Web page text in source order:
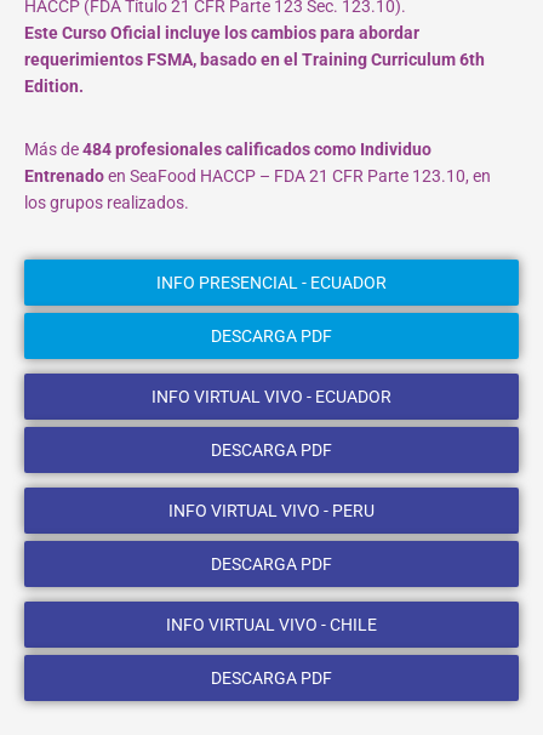
HACCP (FDA Título 21 CFR Parte 123 Sec. 123.10).
Este Curso Oficial incluye los cambios para abordar
requerimientos FSMA, basado en el Training Curriculum 6th
Edition.
Más de484 profesionales calificados como Individuo
Entrenadoen SeaFood HACCP – FDA 21 CFR Parte 123.10, en
los grupos realizados.
INFO PRESENCIAL - ECUADOR
DESCARGA PDF
INFO VIRTUAL VIVO - ECUADOR
DESCARGA PDF
INFO VIRTUAL VIVO - PERU
DESCARGA PDF
INFO VIRTUAL VIVO - CHILE
DESCARGA PDF